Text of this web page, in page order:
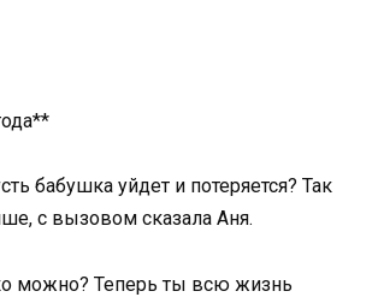
бабушка уйдет и потеряется? Так
с вызовом сказала Аня.
можно? Теперь ты всю жизнь